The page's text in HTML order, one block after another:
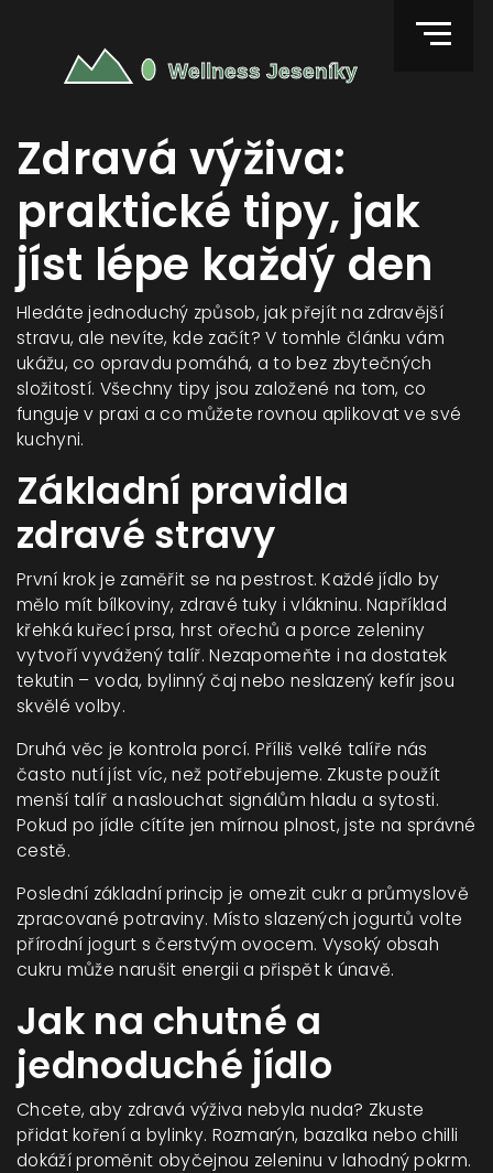
Zdravá výživa:
praktické tipy, jak
jíst lépe každý den
Hledáte jednoduchý způsob, jak přejít na zdravější
stravu, ale nevíte, kde začít? V tomhle článku vám
ukážu, co opravdu pomáhá, a to bez zbytečných
složitostí. Všechny tipy jsou založené na tom, co
funguje v praxi a co můžete rovnou aplikovat ve své
kuchyni.
Základní pravidla
zdravé stravy
První krok je zaměřit se na pestrost. Každé jídlo by
mělo mít bílkoviny, zdravé tuky i vlákninu. Například
křehká kuřecí prsa, hrst ořechů a porce zeleniny
vytvoří vyvážený talíř. Nezapomeňte i na dostatek
tekutin – voda, bylinný čaj nebo neslazený kefír jsou
skvělé volby.
Druhá věc je kontrola porcí. Příliš velké talíře nás
často nutí jíst víc, než potřebujeme. Zkuste použít
menší talíř a naslouchat signálům hladu a sytosti.
Pokud po jídle cítíte jen mírnou plnost, jste na správné
cestě.
Poslední základní princip je omezit cukr a průmyslově
zpracované potraviny. Místo slazených jogurtů volte
přírodní jogurt s čerstvým ovocem. Vysoký obsah
cukru může narušit energii a přispět k únavě.
Jak na chutné a
jednoduché jídlo
Chcete, aby zdravá výživa nebyla nuda? Zkuste
přidat koření a bylinky. Rozmarýn, bazalka nebo chilli
dokáží proměnit obyčejnou zeleninu v lahodný pokrm.